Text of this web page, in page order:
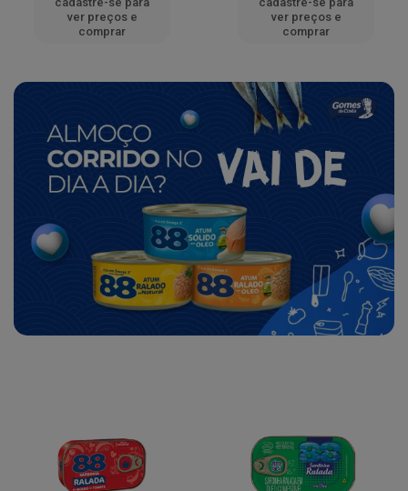
ver preços e
comprar
ver preços e
comprar